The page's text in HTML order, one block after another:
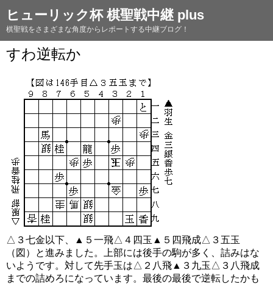
ヒューリック杯 棋聖戦中継 plus
棋聖戦をさまざまな角度からレポートする中継ブログ！
すわ逆転か
△３七金以下、▲５一飛△４四玉▲５四飛成△３五玉
（図）と進みました。上部には後手の駒が多く、詰みはな
いようです。対して先手玉は△２八飛▲３九玉△３八飛成
までの詰めろになっています。最後の最後で逆転したかも